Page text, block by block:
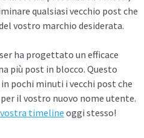
qualsiasi vecchio post che
vostro marchio desiderata.
ha progettato un efficace
più post in blocco. Questo
pochi minuti i vecchi post che
il vostro nuovo nome utente.
timeline oggi stesso!